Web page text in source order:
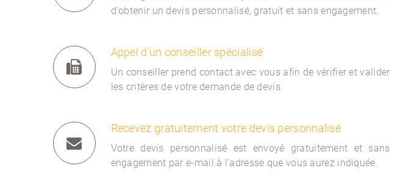
d'obtenir un devis personnalisé, gratuit et sans engagement.
Appel d'un conseiller spécialisé
Un conseiller prend contact avec vous afin de vérifier et valider
les critères de votre demande de devis.
Recevez gratuitement votre devis personnalisé
Votre devis personnalisé est envoyé gratuitement et sans
engagement par e-mail à l'adresse que vous aurez indiquée.